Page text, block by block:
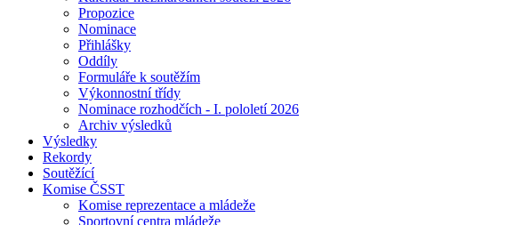
Propozice
Nominace
Přihlášky
Oddíly
Formuláře k soutěžím
Výkonnostní třídy
Nominace rozhodčích - I. pololetí 2026
Archiv výsledků
Výsledky
Rekordy
Soutěžící
Komise ČSST
Komise reprezentace a mládeže
Sportovní centra mládeže